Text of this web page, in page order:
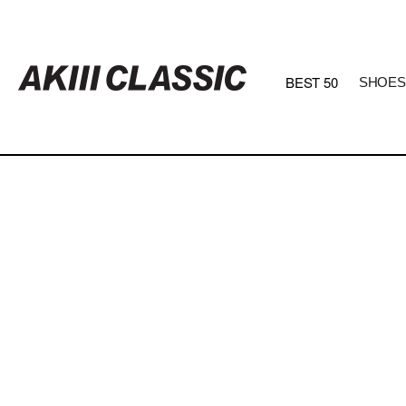
BEST 50 SHOES